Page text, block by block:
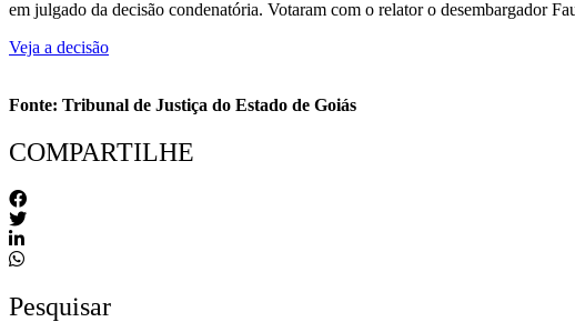
em julgado da decisão condenatória. Votaram com o relator o desembargador
Veja a decisão
Fonte: Tribunal de Justiça do Estado de Goiás
COMPARTILHE
Pesquisar